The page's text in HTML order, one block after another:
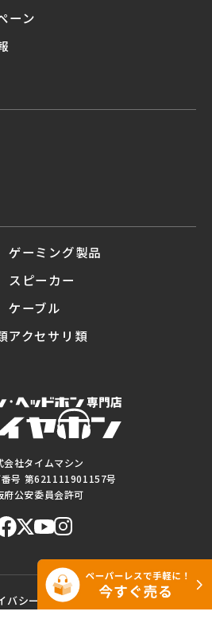
会社タイムマシン
号 第621111901157号
府公安委員会許可
ーン
ゲーミング製品
スピーカー
ケーブル
アクセサリ類
バシーポリシー
ご利用規約